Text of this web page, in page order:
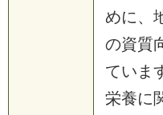
めに、
の資質
ていま
栄養に